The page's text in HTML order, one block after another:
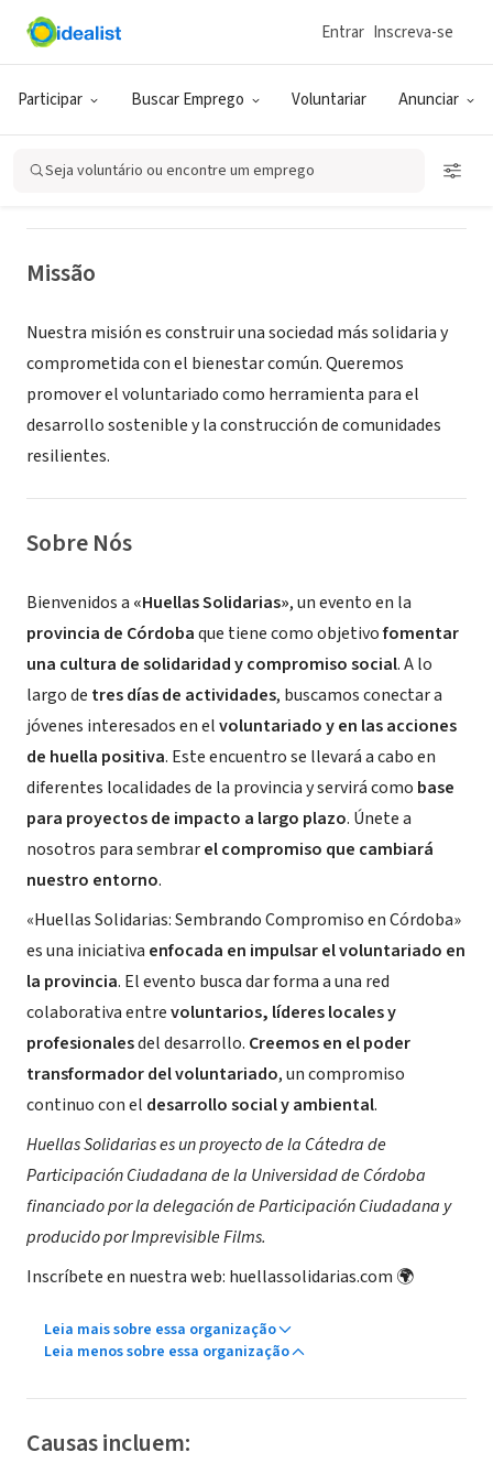
Participar Buscar Emprego Voluntariar Anunciar
Entrar Inscreva-se
Seja voluntário ou encontre um emprego
ONG (SETOR SOCIAL)
Huellas Solidarias
Missão
Nuestra misión es construir una sociedad más solidaria y
comprometida con el bienestar común. Queremos
promover el voluntariado como herramienta para el
desarrollo sostenible y la construcción de comunidades
resilientes.
Sobre Nós
Bienvenidos a «Huellas Solidarias», un evento en la
provincia de Córdobaque tiene como objetivofomentar
una cultura de solidaridad y compromiso social. A lo
largo de tres días de actividades, buscamos conectar a
jóvenes interesados en elvoluntariado y en las acciones
de huella positiva. Este encuentro se llevará a cabo en
diferentes localidades de la provincia y servirá como base
para proyectos de impacto a largo plazo. Únete a
nosotros para sembrarel compromiso que cambiará
nuestro entorno.
«Huellas Solidarias: Sembrando Compromiso en Córdoba»
es una iniciativa enfocada en impulsar el voluntariado en
la provincia. El evento busca dar forma a una red
colaborativa entrevoluntarios, líderes locales y
profesionalesdel desarrollo. Creemos en el poder
transformador del voluntariado, un compromiso
continuo con el desarrollo social y ambiental.
Huellas Solidarias es un proyecto de la Cátedra de
Participación Ciudadana de la Universidad de Córdoba
financiado por la delegación de Participación Ciudadana y
producido por Imprevisible Films.
Inscríbete en nuestra web: huellassolidarias.com 🌍
Leia mais sobre essa organização
Leia menos sobre essa organização
Causas incluem: